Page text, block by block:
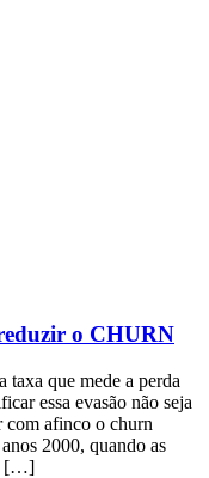
o CHURN
taxa que mede a perda
essa evasão não seja
com afinco o churn
2000, quando as
[…]